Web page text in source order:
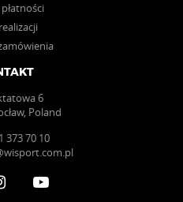
6
Poland
373 70 10